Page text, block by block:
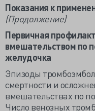
Показания к
(Продолжение)
Первичная
вмешательством по
желудочка
Эпизоды
смертности и
вмешательствах по
Число венозных